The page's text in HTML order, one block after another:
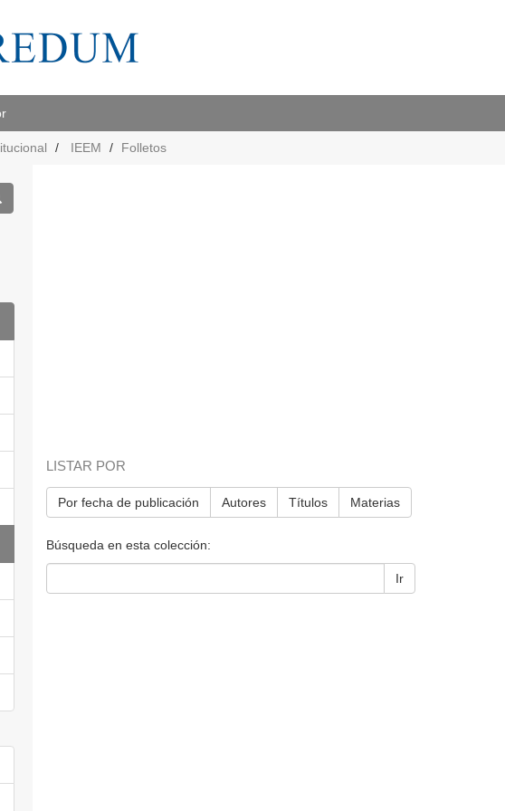
IEEM Folletos
LISTAR POR
Por fecha de publicación Autores Títulos Materias
Búsqueda en esta colección:
Ir